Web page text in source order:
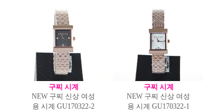
구찌 시계
NEW 구찌 신상 여성
용 시계 GU170322-2
구찌 시계
NEW 구찌 신상 여성
용 시계 GU170322-1